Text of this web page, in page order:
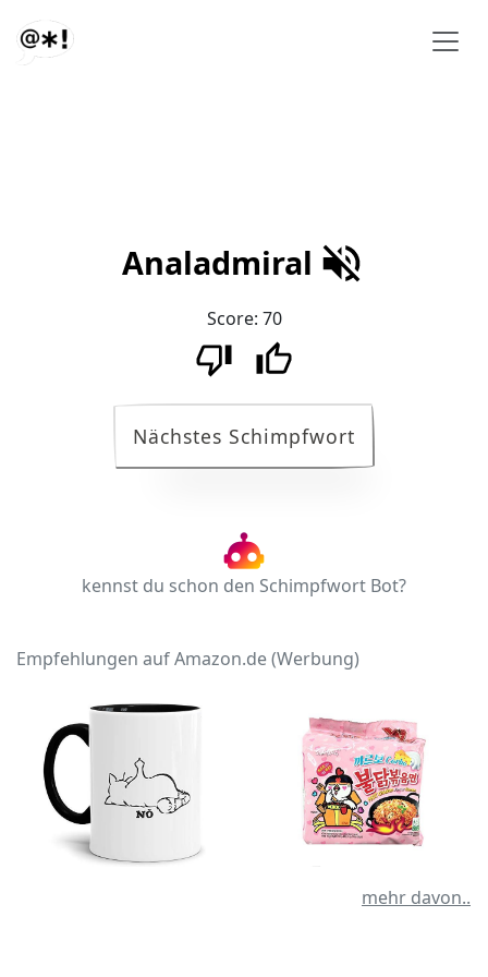
Analadmiral
Score: 70
Nächstes Schimpfwort
kennst du schon den Schimpfwort Bot?
Empfehlungen auf Amazon.de (Werbung)
mehr davon..